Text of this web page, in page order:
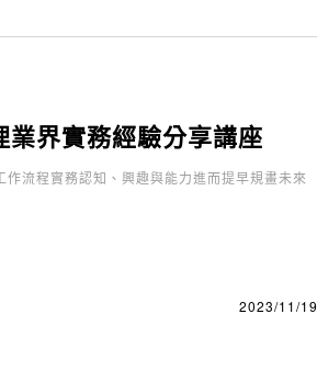
界實務經驗分享講座
流程實務認知、興趣與能力進而提早規畫未來
2023/11/19